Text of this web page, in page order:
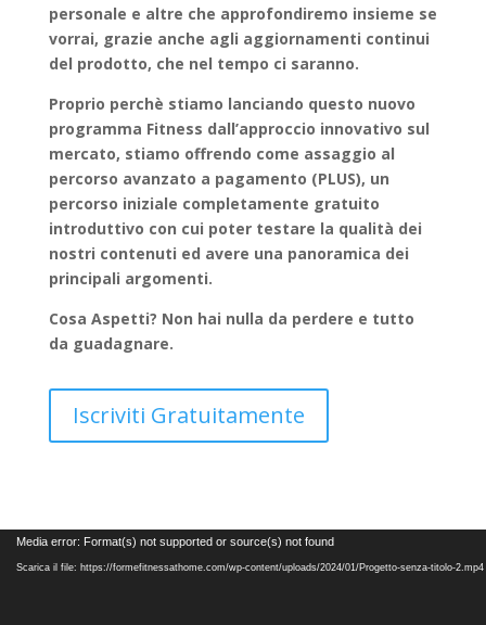
personale e altre che approfondiremo insieme se
vorrai, grazie anche agli aggiornamenti continui
del prodotto, che nel tempo ci saranno.
Proprio perchè stiamo lanciando questo nuovo
programma Fitness dall’approccio innovativo sul
mercato, stiamo offrendo come assaggio al
percorso avanzato a pagamento (PLUS), un
percorso iniziale completamente gratuito
introduttivo con cui poter testare la qualità dei
nostri contenuti ed avere una panoramica dei
principali argomenti.
Cosa Aspetti? Non hai nulla da perdere e tutto
da guadagnare.
Iscriviti Gratuitamente
Video
Player
Media error: Format(s) not supported or source(s) not found
Scarica il file: https://formefitnessathome.com/wp-content/uploads/2024/01/Progetto-senza-titolo-2.mp4